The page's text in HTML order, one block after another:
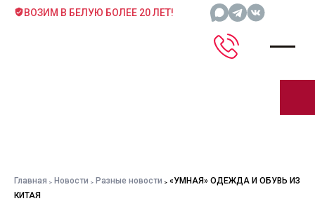
ВОЗИМ В БЕЛУЮ БОЛЕЕ 20 ЛЕТ!
Главная Новости Разные новости
«УМНАЯ» ОДЕЖДА И ОБУВЬ ИЗ
КИТАЯ